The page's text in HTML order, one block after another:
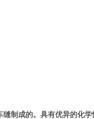
缝制成的。具有优异的化